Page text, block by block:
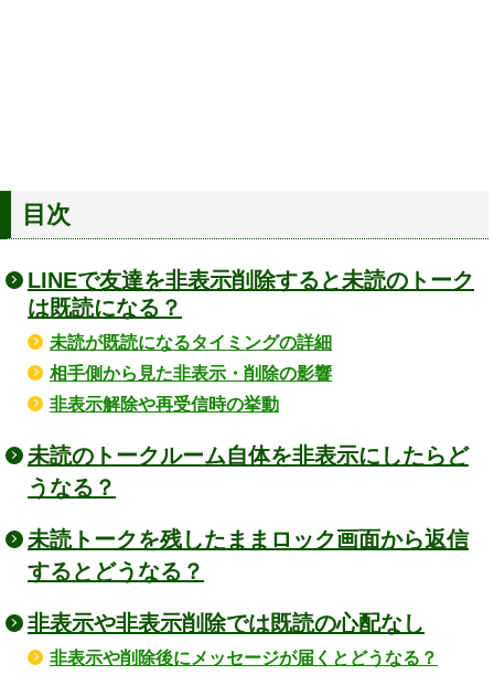
目次
LINEで友達を非表示削除すると未読のトーク
は既読になる？
未読が既読になるタイミングの詳細
相手側から見た非表示・削除の影響
非表示解除や再受信時の挙動
未読のトークルーム自体を非表示にしたらど
うなる？
未読トークを残したままロック画面から返信
するとどうなる？
非表示や非表示削除では既読の心配なし
非表示や削除後にメッセージが届くとどうなる？